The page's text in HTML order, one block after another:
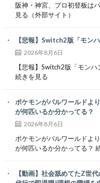
阪神・神宮、プロ初登板は
見る（外部サイト）
【悲報】Switch2版「モン
2026年8月6日
【悲報】Switch2版「モン
続きを見る
ポケモンがパルワールドよ
が何匹いるか分かってる？
2026年8月6日
ポケモンがパルワールドよ
が何匹いるか分かってる？
【動画】社会舐めてたZ世